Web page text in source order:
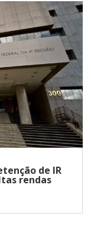
de IR
rendas